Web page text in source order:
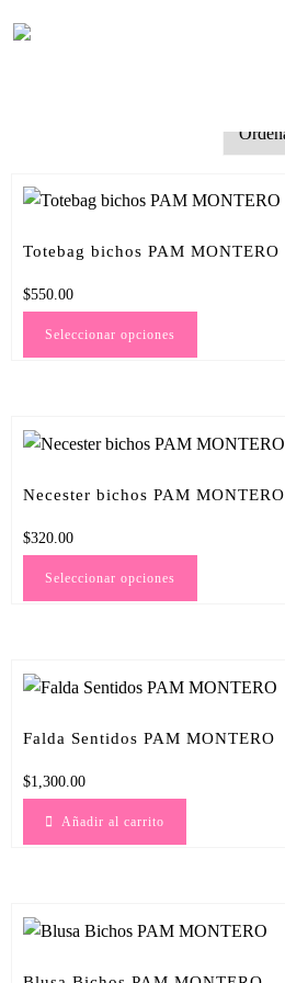
Totebag bichos PAM MONTERO
$550.00
Seleccionar opciones
Necester bichos PAM MONTERO
$320.00
Seleccionar opciones
Falda Sentidos PAM MONTERO
$1,300.00
Añadir al carrito